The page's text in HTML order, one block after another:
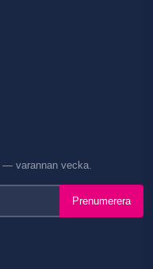
— varannan vecka.
Prenumerera